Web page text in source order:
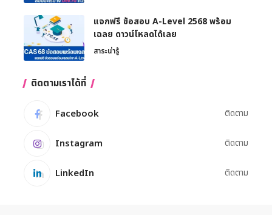
แจกฟรี ข้อสอบ A-Level 2568 พร้อม
เฉลย ดาวน์โหลดได้เลย
สาระน่ารู้
ติดตามเราได้ที่
Facebook ติดตาม
Instagram ติดตาม
LinkedIn ติดตาม